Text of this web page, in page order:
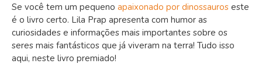
Se você tem um pequeno apaixonado por dinossauros este
é o livro certo. Lila Prap apresenta com humor as
curiosidades e informações mais importantes sobre os
seres mais fantásticos que já viveram na terra! Tudo isso
aqui, neste livro premiado!